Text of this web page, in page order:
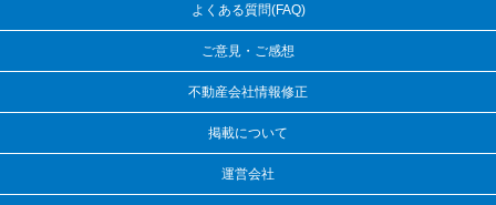
よくある質問(FAQ)
ご意見・ご感想
不動産会社情報修正
掲載について
運営会社